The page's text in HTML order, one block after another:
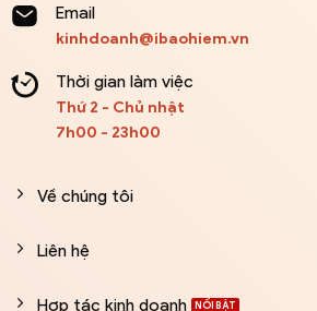
Email
kinhdoanh@ibaohiem.vn
Thời gian làm việc
Thứ 2 - Chủ nhật
7h00 - 23h00
Về chúng tôi
Liên hệ
Hợp tác kinh doanh